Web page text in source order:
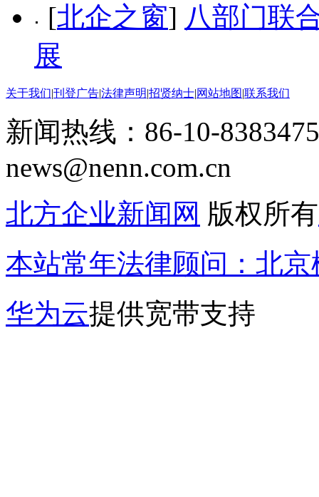
[北企之窗] 八部门联
展
关于我们|刊登广告|法律声明|招贤纳士|网站地图|联系我们
新闻热线：86-10-
news@nenn.com.cn
北方企业新闻网 版权所有
本站常年法律顾问：北
华为云提供宽带支持